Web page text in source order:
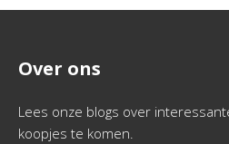
Over ons
Lees onze blogs over
koopjes te komen.